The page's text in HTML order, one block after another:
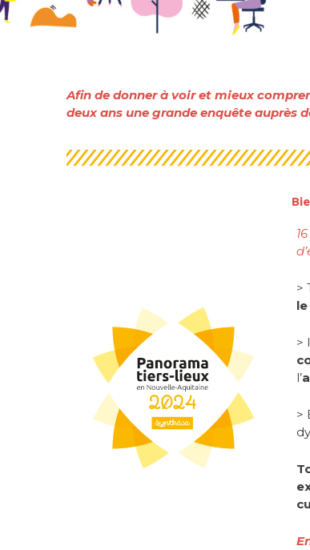
Afin de donner à voir et mieux
deux ans une grande enquête auprès
>
>
l’
>